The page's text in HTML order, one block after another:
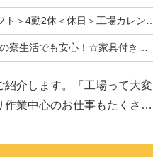
ンダーによる★長期休暇あり★有給休暇あり※配属先により休日・勤務形...
初期費用0円！テレビ、エアコン、冷蔵庫など生活に必要な家電が...
紹介します。「工場って大変
業中心のお仕事もたくさん